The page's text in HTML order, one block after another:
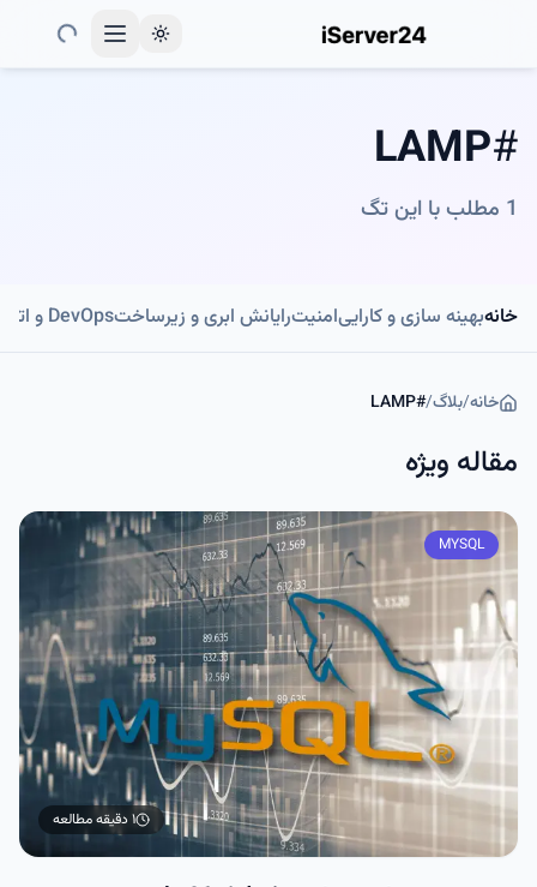
Toggle theme
#
LAMP
1 مطلب با این تگ
خانهبهینه سازی و کاراییامنیترایانش ابری و زیرساختDevOps و اتوماسیون
خانه/بلاگ/
#
LAMP
مقاله ویژه
MYSQL
۱ دقیقه مطالعه